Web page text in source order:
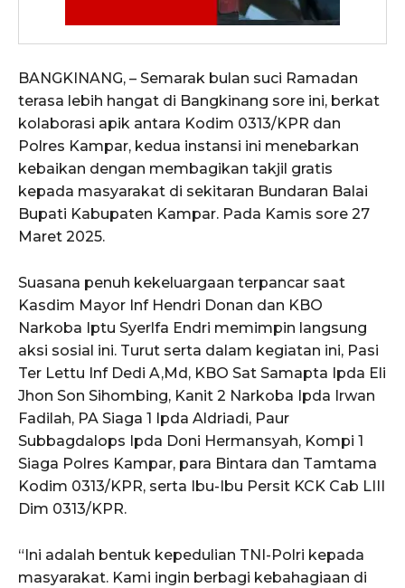
BANGKINANG, – Semarak bulan suci Ramadan
terasa lebih hangat di Bangkinang sore ini, berkat
kolaborasi apik antara Kodim 0313/KPR dan
Polres Kampar, kedua instansi ini menebarkan
kebaikan dengan membagikan takjil gratis
kepada masyarakat di sekitaran Bundaran Balai
Bupati Kabupaten Kampar. Pada Kamis sore 27
Maret 2025.
Suasana penuh kekeluargaan terpancar saat
Kasdim Mayor Inf Hendri Donan dan KBO
Narkoba Iptu Syerlfa Endri memimpin langsung
aksi sosial ini. Turut serta dalam kegiatan ini, Pasi
Ter Lettu Inf Dedi A,Md, KBO Sat Samapta Ipda Eli
Jhon Son Sihombing, Kanit 2 Narkoba Ipda Irwan
Fadilah, PA Siaga 1 Ipda Aldriadi, Paur
Subbagdalops Ipda Doni Hermansyah, Kompi 1
Siaga Polres Kampar, para Bintara dan Tamtama
Kodim 0313/KPR, serta Ibu-Ibu Persit KCK Cab LIII
Dim 0313/KPR.
“Ini adalah bentuk kepedulian TNI-Polri kepada
masyarakat. Kami ingin berbagi kebahagiaan di